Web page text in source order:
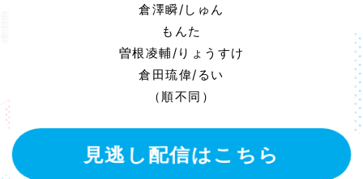
倉澤瞬/しゅん
もんた
曽根凌輔/りょうすけ
倉田琉偉/るい
（順不同）
見逃し配信はこちら